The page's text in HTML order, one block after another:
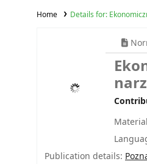
Home Details for:
Publication details: